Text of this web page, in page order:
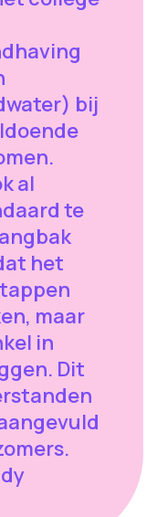
bij
al
te
het
maar
in
Dit